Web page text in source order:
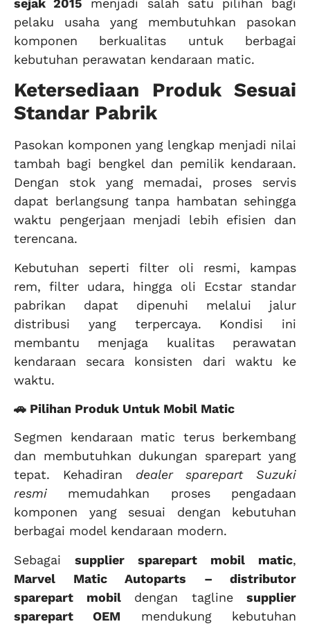
sejak 2015 menjadi salah satu pilihan bagi
pelaku usaha yang membutuhkan pasokan
komponen berkualitas untuk berbagai
kebutuhan perawatan kendaraan matic.
Ketersediaan Produk Sesuai
Standar Pabrik
Pasokan komponen yang lengkap menjadi nilai
tambah bagi bengkel dan pemilik kendaraan.
Dengan stok yang memadai, proses servis
dapat berlangsung tanpa hambatan sehingga
waktu pengerjaan menjadi lebih efisien dan
terencana.
Kebutuhan seperti filter oli resmi, kampas
rem, filter udara, hingga oli Ecstar standar
pabrikan dapat dipenuhi melalui jalur
distribusi yang terpercaya. Kondisi ini
membantu menjaga kualitas perawatan
kendaraan secara konsisten dari waktu ke
waktu.
🚗 Pilihan Produk Untuk Mobil Matic
Segmen kendaraan matic terus berkembang
dan membutuhkan dukungan sparepart yang
tepat. Kehadiran dealer sparepart Suzuki
resmi memudahkan proses pengadaan
komponen yang sesuai dengan kebutuhan
berbagai model kendaraan modern.
Sebagai supplier sparepart mobil matic,
Marvel Matic Autoparts – distributor
sparepart mobildengan tagline supplier
sparepart OEM mendukung kebutuhan